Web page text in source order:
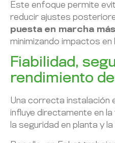
Este enfoque permite
reducir ajustes
puesta en marcha
minimizando impactos en
Fiabilidad,
rendimiento
Una correcta instalación
influye directamente en
la seguridad en planta y